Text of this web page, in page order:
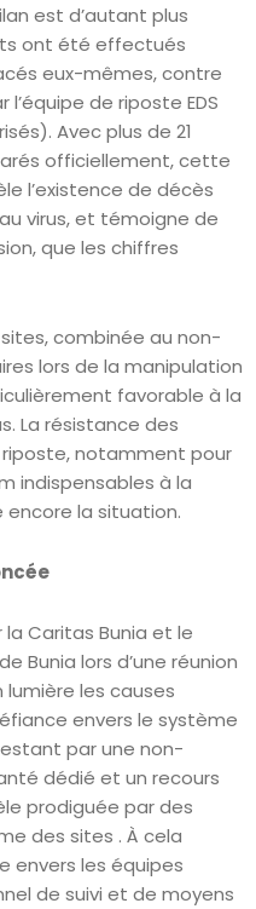
est d’autant plus
ont été effectués
eux-mêmes, contre
l’équipe de riposte EDS
Avec plus de 21
officiellement, cette
l’existence de décès
virus, et témoigne de
que les chiffres
combinée au non-
lors de la manipulation
favorable à la
La résistance des
notamment pour
indispensables à la
la situation.
Caritas Bunia et le
Bunia lors d’une réunion
les causes
envers le système
par une non-
dédié et un recours
prodiguée par des
des sites . À cela
envers les équipes
de suivi et de moyens